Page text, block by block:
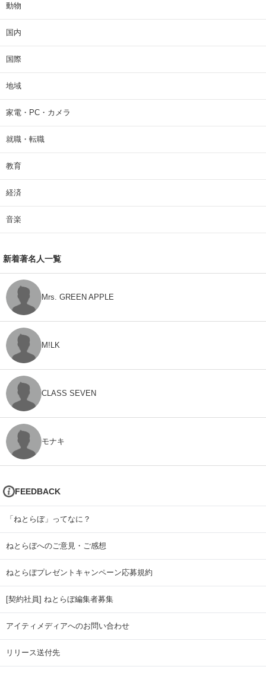
動物
国内
国際
地域
家電・PC・カメラ
就職・転職
教育
経済
音楽
新着著名人一覧
Mrs. GREEN APPLE
M!LK
CLASS SEVEN
モナキ
FEEDBACK
「ねとらぼ」ってなに？
ねとらぼへのご意見・ご感想
ねとらぼプレゼントキャンペーン応募規約
[契約社員] ねとらぼ編集者募集
アイティメディアへのお問い合わせ
リリース送付先